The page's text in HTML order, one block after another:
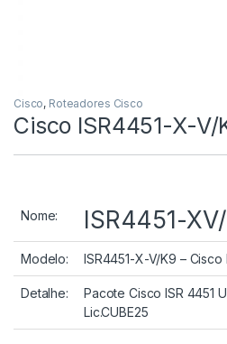
Cisco, Roteadores Cisco
Cisco ISR4451-X-V/
Nome: ISR4451-
Modelo: ISR4451-X-V/K9 –
Detalhe:
Pacote Cisco ISR 4451
Lic.CUBE25